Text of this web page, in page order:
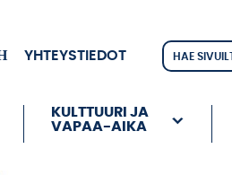
YHTEYSTIEDOT
KULTTUURI JA
VAPAA-AIKA